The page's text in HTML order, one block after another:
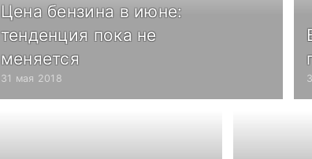
Цена бензина в июне:
тенденция пока не
меняется
31 мая 2018